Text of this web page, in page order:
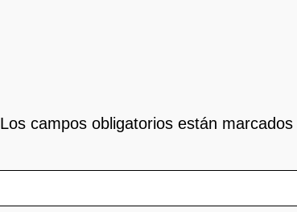
Los campos obligatorios están